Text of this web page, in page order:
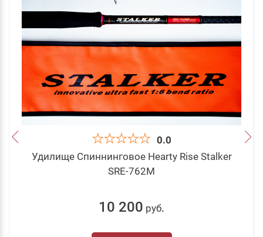
0.0
Удилище Спиннинговое Hearty Rise Stalker
SRE-762M
10 200 руб.